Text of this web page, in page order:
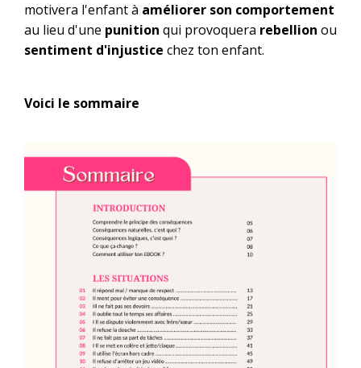
motivera l'enfant à améliorer son comportement
au lieu d'une punition qui provoquera rebellion ou
sentiment d'injustice chez ton enfant.
Voici le sommaire